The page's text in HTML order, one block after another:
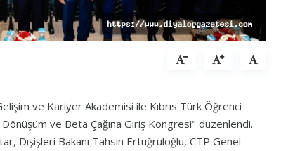
ve Kariyer Akademisi ile Kıbrıs Türk Öğrenci
ve Beta Çağına Giriş Kongresi" düzenlendi.
Dışişleri Bakanı Tahsin Ertuğruloğlu, CTP Genel